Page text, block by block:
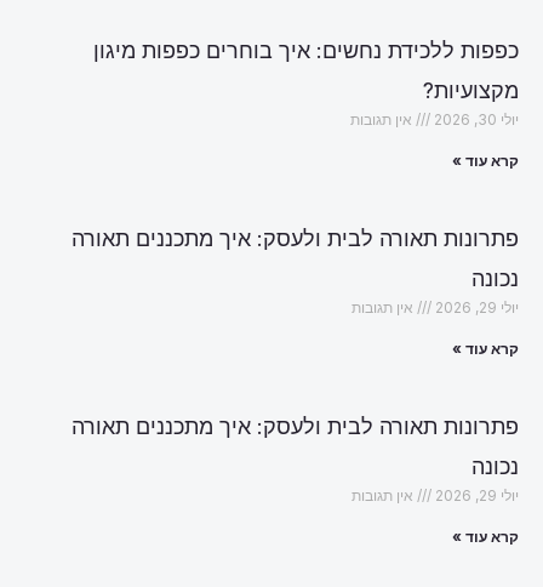
כפפות ללכידת נחשים: איך בוחרים כפפות מיגון
מקצועיות?
יולי 30, 2026 אין תגובות
קרא עוד »
פתרונות תאורה לבית ולעסק: איך מתכננים תאורה
נכונה
יולי 29, 2026 אין תגובות
קרא עוד »
פתרונות תאורה לבית ולעסק: איך מתכננים תאורה
נכונה
יולי 29, 2026 אין תגובות
קרא עוד »